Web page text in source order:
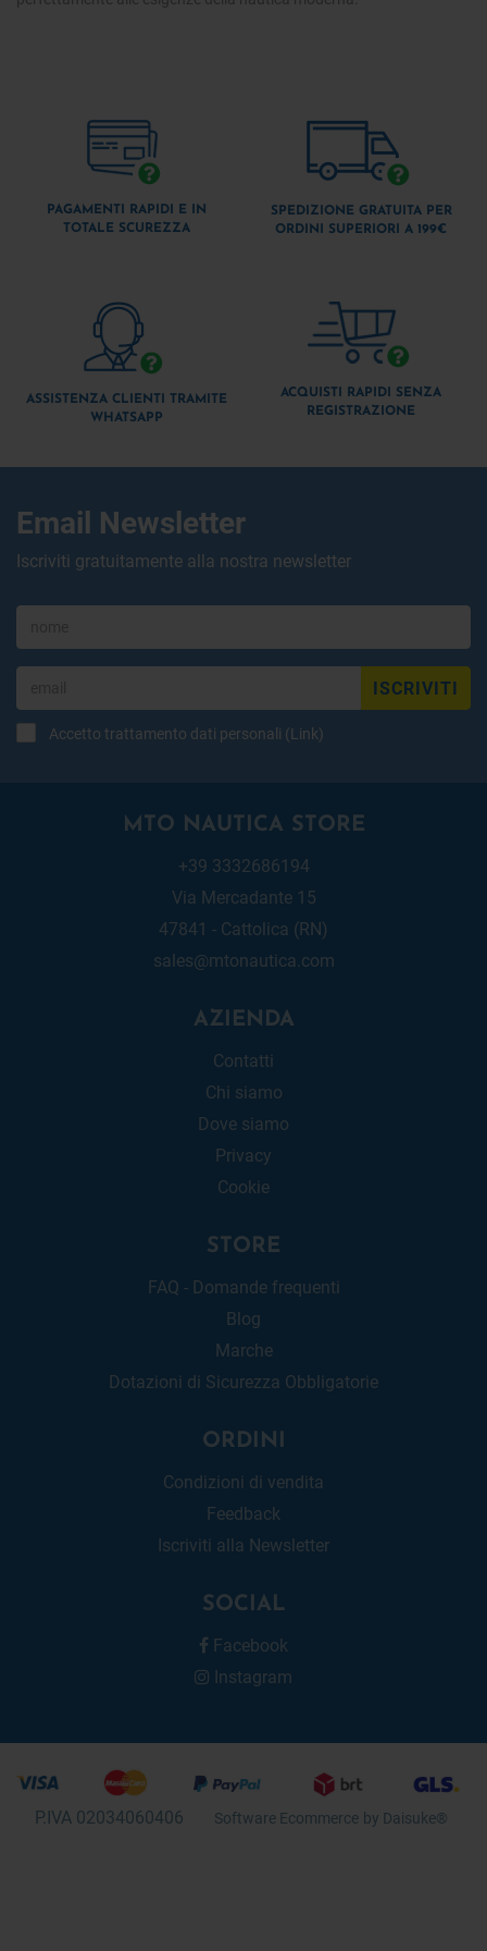
PAGAMENTI RAPIDI E IN
TOTALE SCUREZZA
SPEDIZIONE GRATUITA PER
ORDINI SUPERIORI A 199€
ASSISTENZA CLIENTI TRAMITE
WHATSAPP
ACQUISTI RAPIDI SENZA
REGISTRAZIONE
Email Newsletter
Iscriviti gratuitamente alla nostra newsletter
ISCRIVITI
Accetto trattamento dati personali (Link)
MTO NAUTICA STORE
+39 3332686194
Via Mercadante 15
47841 - Cattolica (RN)
sales@mtonautica.com
AZIENDA
Contatti
Chi siamo
Dove siamo
Privacy
Cookie
STORE
FAQ - Domande frequenti
Blog
Marche
Dotazioni di Sicurezza Obbligatorie
ORDINI
Condizioni di vendita
Feedback
Iscriviti alla Newsletter
SOCIAL
Facebook
Instagram
P.IVA 02034060406 Software Ecommerce by Daisuke®